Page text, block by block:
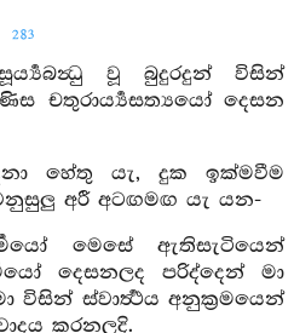
283
වූ බුදුරදුන් විසින්
චතුරාර්‍ය්‍යසත්‍යයෝ දෙසන
හේතු යැ, දුක ඉක්මවීම
අරී අටඟමඟ යැ යන-
මෙසේ ඇතිසැටියෙන්
දෙසනලද පරිද්දෙන් මා
ස්වාර්‍ත්‍ථය අනුක්‍රමයෙන්
කරනලදි.